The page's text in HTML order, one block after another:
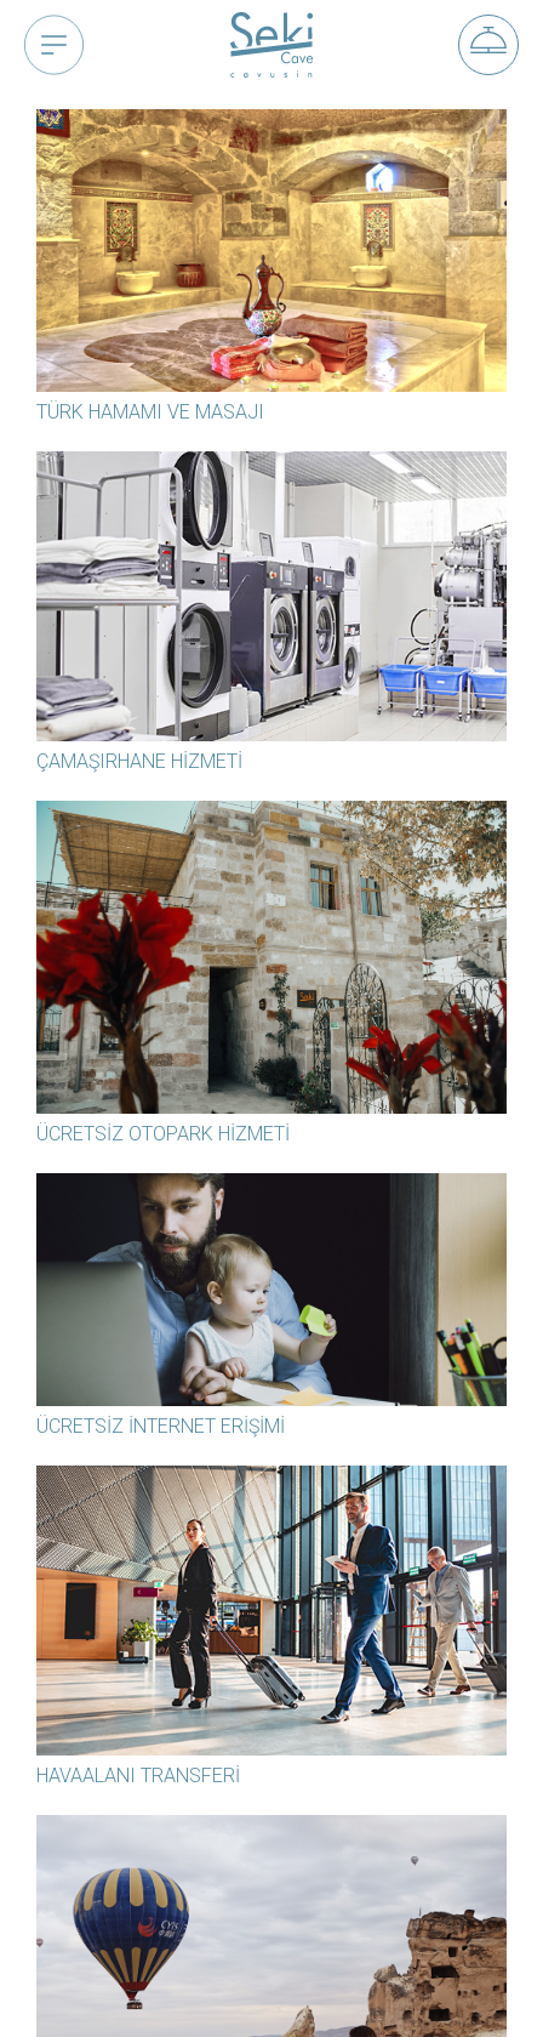
TÜRK HAMAMI VE MASAJI
ÇAMAŞIRHANE HIZMETI
ÜCRETSIZ OTOPARK HIZMETI
ÜCRETSIZ İNTERNET ERIŞIMI
HAVAALANI TRANSFERI